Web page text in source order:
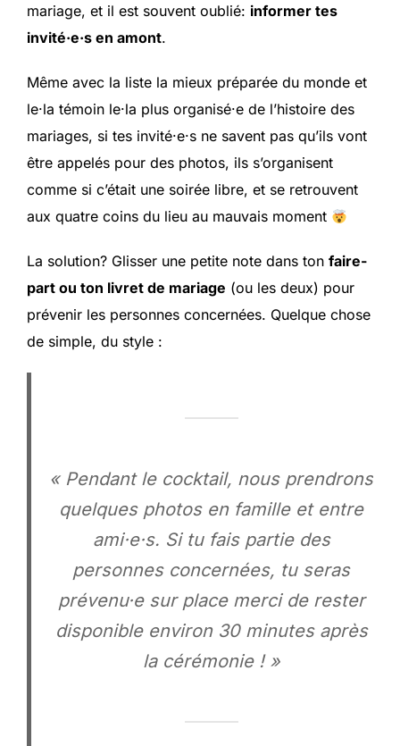
mariage, et il est souvent oublié: informer tes
invité·e·s en amont.
Même avec la liste la mieux préparée du monde et
le·la témoin le·la plus organisé·e de l’histoire des
mariages, si tes invité·e·s ne savent pas qu’ils vont
être appelés pour des photos, ils s’organisent
comme si c’était une soirée libre, et se retrouvent
aux quatre coins du lieu au mauvais moment
La solution? Glisser une petite note dans ton faire-
part ou ton livret de mariage (ou les deux) pour
prévenir les personnes concernées. Quelque chose
de simple, du style :
« Pendant le cocktail, nous prendrons
quelques photos en famille et entre
ami·e·s. Si tu fais partie des
personnes concernées, tu seras
prévenu·e sur place merci de rester
disponible environ 30 minutes après
la cérémonie ! »